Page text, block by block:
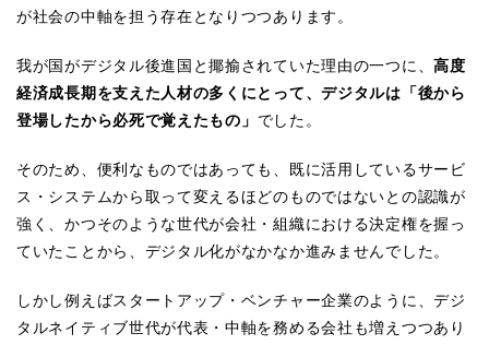
が社会の中軸を担う存在となりつつあります。
我が国がデジタル後進国と揶揄されていた理由の一つに、高度
経済成長期を支えた人材の多くにとって、デジタルは「後から
登場したから必死で覚えたもの」 でした。
そのため、便利なものではあっても、既に活用しているサービ
ス・システムから取って変えるほどのものではないとの認識が
強く、かつそのような世代が会社・組織における決定権を握っ
ていたことから、デジタル化がなかなか進みませんでした。
しかし例えばスタートアップ・ベンチャー企業のように、デジ
タルネイティブ世代が代表・中軸を務める会社も増えつつあり